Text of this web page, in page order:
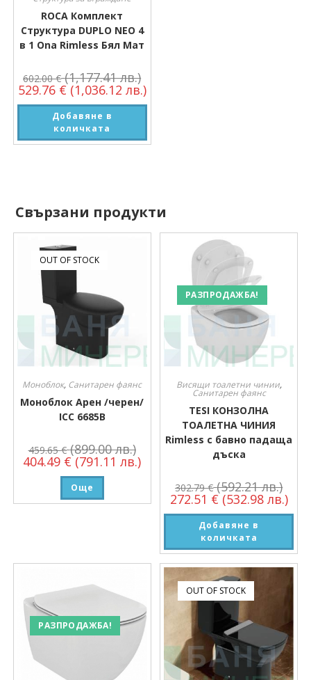
ROCA Комплект
Структура DUPLO NEO 4
в 1 Ona Rimless Бял Мат
602.00€ (1,177.41 лв.)
529.76 € (1,036.12 лв.)
Добавяне в
количката
Свързани продукти
OUT OF STOCK
Моноблок, Санитарен фаянс
Моноблок Арен /черен/
ICC 6685B
459.65€ (899.00 лв.)
404.49 € (791.11 лв.)
Още
РАЗПРОДАЖБА!
Висящи тоалетни чинии,
Санитарен фаянс
TESI КОНЗОЛНА
ТОАЛЕТНА ЧИНИЯ
Rimless с бавно падаща
дъска
302.79€ (592.21 лв.)
272.51 € (532.98 лв.)
Добавяне в
количката
РАЗПРОДАЖБА!
OUT OF STOCK